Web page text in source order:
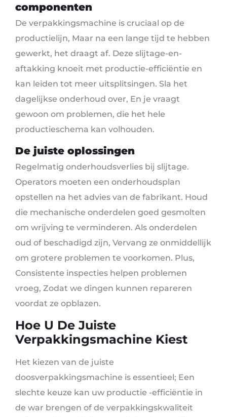
componenten
De verpakkingsmachine is cruciaal op de
productielijn, Maar na een lange tijd te hebben
gewerkt, het draagt ​​af. Deze slijtage-en-
aftakking knoeit met productie-efficiëntie en
kan leiden tot meer uitsplitsingen. Sla het
dagelijkse onderhoud over, En je vraagt ​​
gewoon om problemen, die het hele
productieschema kan volhouden.
De juiste oplossingen
Regelmatig onderhoudsverlies bij slijtage.
Operators moeten een onderhoudsplan
opstellen na het advies van de fabrikant. Houd
die mechanische onderdelen goed gesmolten
om wrijving te verminderen. Als onderdelen
oud of beschadigd zijn, Vervang ze onmiddellijk
om grotere problemen te voorkomen. Plus,
Consistente inspecties helpen problemen
vroeg, Zodat we dingen kunnen repareren
voordat ze opblazen.
Hoe U De Juiste
Verpakkingsmachine Kiest
Het kiezen van de juiste
doosverpakkingsmachine is essentieel; Een
slechte keuze kan uw productie -efficiëntie in
de war brengen of de verpakkingskwaliteit